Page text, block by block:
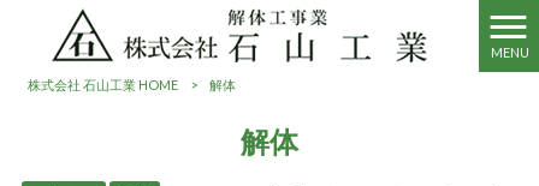
MENU
株式会社 石山工業 HOME > 解体
解体